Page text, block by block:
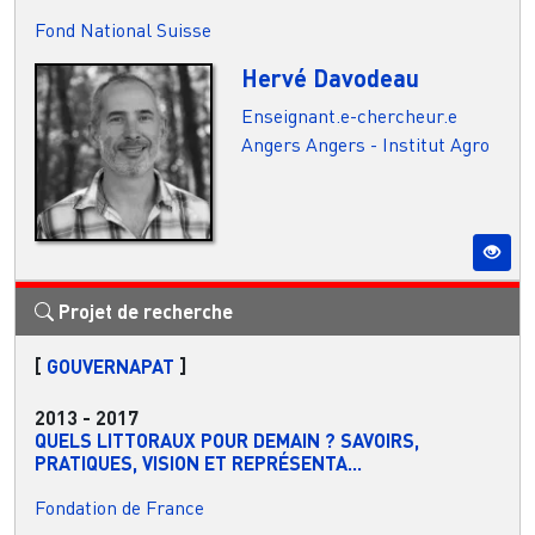
Fond National Suisse
Hervé Davodeau
Enseignant.e-chercheur.e
Angers Angers - Institut Agro
Projet de recherche
[ GOUVERNAPAT ]
2013 - 2017
QUELS LITTORAUX POUR DEMAIN ? SAVOIRS,
PRATIQUES, VISION ET REPRÉSENTA...
Fondation de France